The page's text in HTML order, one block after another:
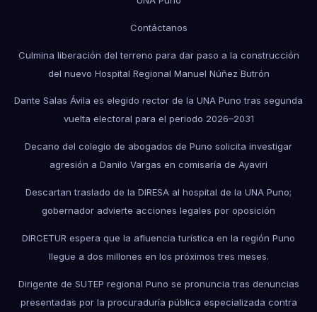
Contáctanos
Culmina liberación del terreno para dar paso a la construcción
del nuevo Hospital Regional Manuel Núñez Butrón
Dante Salas Ávila es elegido rector de la UNA Puno tras segunda
vuelta electoral para el periodo 2026–2031
Decano del colegio de abogados de Puno solicita investigar
agresión a Danilo Vargas en comisaría de Ayaviri
Descartan traslado de la DIRESA al hospital de la UNA Puno;
gobernador advierte acciones legales por oposición
DIRCETUR espera que la afluencia turística en la región Puno
llegue a dos millones en los próximos tres meses.
Dirigente de SUTEP regional Puno se pronuncia tras denuncias
presentadas por la procuraduría pública especializada contra